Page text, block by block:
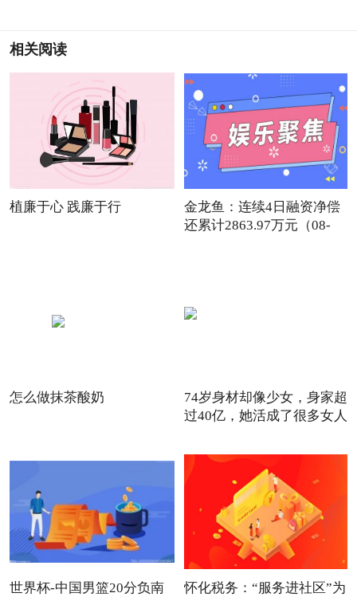
相关阅读
植廉于心 践廉于行
金龙鱼：连续4日融资净偿
还累计2863.97万元（08-
怎么做抹茶酸奶
74岁身材却像少女，身家超
过40亿，她活成了很多女人
世界杯-中国男篮20分负南
怀化税务：“服务进社区”为